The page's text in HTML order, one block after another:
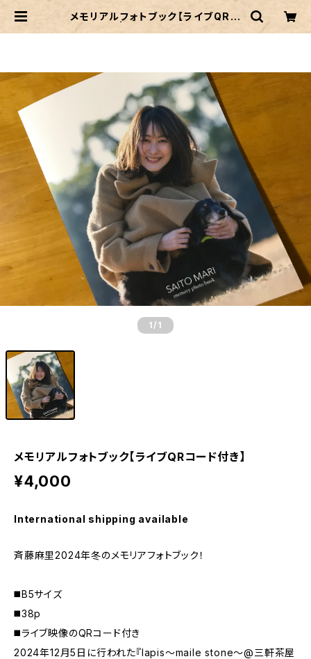
メモリアルフォトブック【ライブQRコ
ード付き】 | saitomari on-line s
1 /1
メモリアルフォトブック【ライブQRコード付き】
¥4,000
International shipping available
斉藤麻里2024年冬のメモリアフォトブック！
◼️B5サイズ
◼️38p
◼️ライブ映像のQRコード付き
2024年12月5日に行われた『lapis〜maile stone〜@三軒茶屋